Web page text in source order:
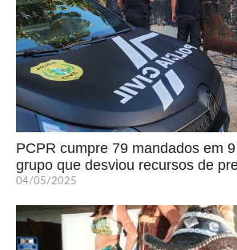
PCPR cumpre 79 mandados em
grupo que desviou recursos de
04/05/2025